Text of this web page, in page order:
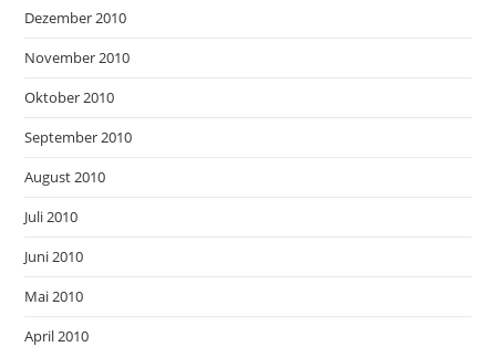
Dezember 2010
November 2010
Oktober 2010
September 2010
August 2010
Juli 2010
Juni 2010
Mai 2010
April 2010